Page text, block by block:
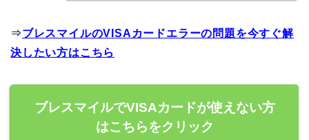
⇒ブレスマイルのVISAカードエラーの問題を今すぐ解
決したい方はこちら
ブレスマイルでVISAカードが使えない方
はこちらをクリック